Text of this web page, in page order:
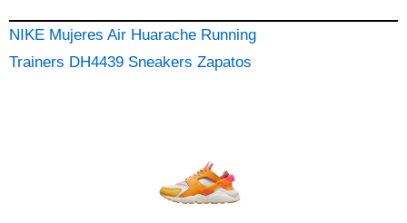
NIKE Mujeres Air Huarache Running
Trainers DH4439 Sneakers Zapatos